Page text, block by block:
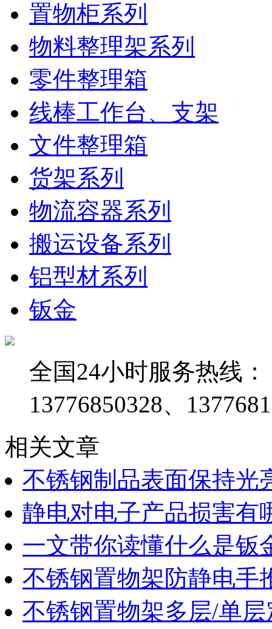
置物柜系列
物料整理架系列
零件整理箱
线棒工作台、支架
文件整理箱
货架系列
物流容器系列
搬运设备系列
铝型材系列
钣金
全国24小时服务热线：
13776850328、
相关文章
不锈钢制品表面保持光
静电对电子产品损害有
一文带你读懂什么是钣
不锈钢置物架防静电手
不锈钢置物架多层/单